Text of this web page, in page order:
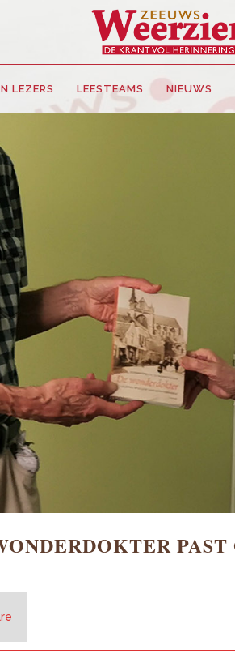
LEZERS LEESTEAMS NIEUWS